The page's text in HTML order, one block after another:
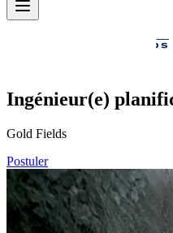
Ingénieur(e)
Gold Fields
Postuler